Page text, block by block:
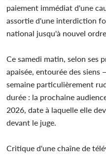
paiement immédiat d'une
assortie d'une interdiction
national jusqu'à nouvel
Ce samedi matin, selon ses
apaisée, entourée des
semaine particulièrement
durée : la prochaine
2026, date à laquelle elle
devant le juge.
Critique d'une chaîne de